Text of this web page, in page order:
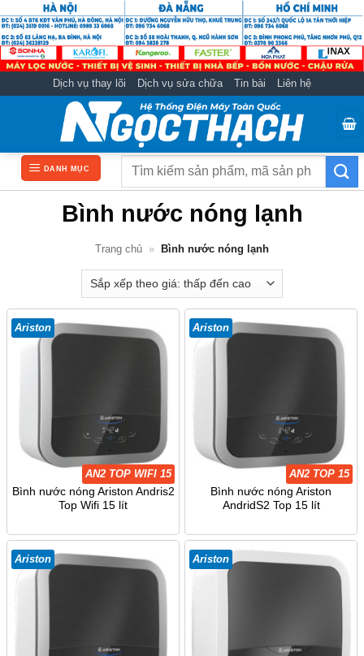
qua
nội
dung
Dịch vụ thay lõi Dịch vụ sửa chữa Tin bài Liên hệ
DANH MỤC
Tìm
Bình nước nóng lạnh
Trang chủ » Bình nước nóng lạnh
Ariston
AN2 TOP WIFI 15
Bình nước nóng Ariston Andris2
Top Wifi 15 lít
Ariston
AN2 TOP 15
Bình nước nóng Ariston
AndridS2 Top 15 lít
Ariston Ariston